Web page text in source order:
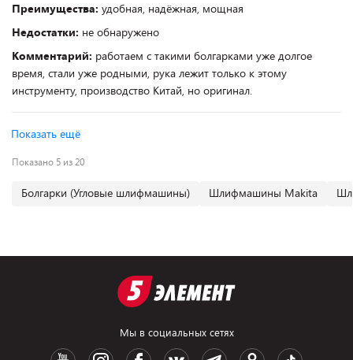
Преимущества: удобная, надёжная, мощная
Недостатки: не обнаружено
Комментарий: работаем с такими болгарками уже долгое
время, стали уже родными, рука лежит только к этому
инструменту, производство Китай, но оригинал.
Показать ещё
Показано 5 из 20
Болгарки (Угловые шлифмашины) Шлифмашины Makita
Мы в социальных сетях